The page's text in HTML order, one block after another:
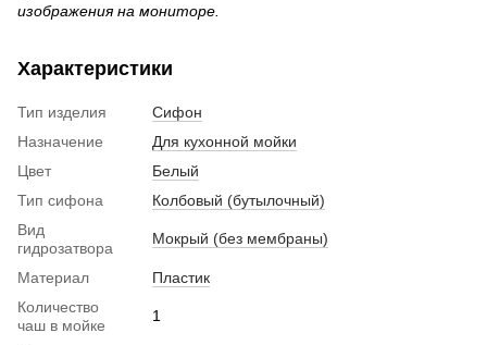
изображения на мониторе.
Характеристики
Тип изделия
Сифон
Назначение
Для кухонной мойки
Цвет
Белый
Тип сифона
Колбовый (бутылочный)
Вид
гидрозатвора
Мокрый (без мембраны)
Материал
Пластик
Количество
чаш в мойке
1